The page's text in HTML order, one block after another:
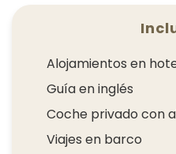
Alojamientos en
Guía en inglés
Coche privado con
Viajes en barco